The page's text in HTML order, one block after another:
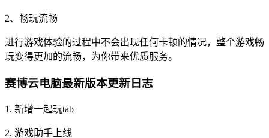
2、畅玩流畅
进行游戏体验的过程中不会出现任何卡顿的情况，整个游戏畅
玩变得更加的流畅，为你带来优质服务。
赛博云电脑最新版本更新日志
1. 新增一起玩tab
2. 游戏助手上线